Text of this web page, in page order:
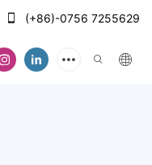
(+86)-0756 7255629